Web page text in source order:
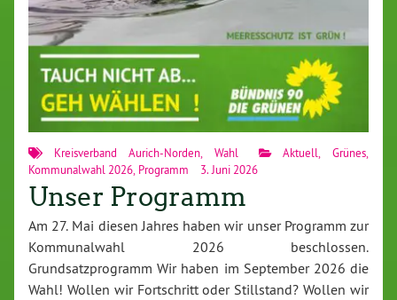
Kreisverband Aurich-Norden, Wahl Aktuell, Grünes,
Kommunalwahl 2026, Programm 3. Juni 2026
Unser Programm
Am 27. Mai diesen Jahres haben wir unser Programm zur
Kommunalwahl 2026 beschlossen.
Grundsatzprogramm Wir haben im September 2026 die
Wahl! Wollen wir Fortschritt oder Stillstand? Wollen wir